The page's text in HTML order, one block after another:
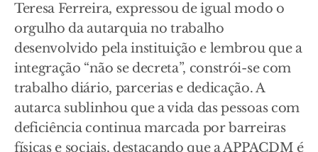
Teresa Ferreira, expressou de igual modo o
orgulho da autarquia no trabalho
desenvolvido pela instituição e lembrou que a
integração “não se decreta”, constrói-se com
trabalho diário, parcerias e dedicação. A
autarca sublinhou que a vida das pessoas com
deficiência continua marcada por barreiras
físicas e sociais, destacando que a APPACDM é